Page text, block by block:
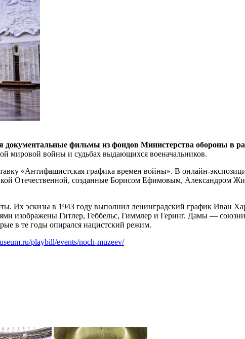
документальные фильмы из фондов Министерства обороны в
мировой войны и судьбах выдающихся военачальников.
«Антифашистская графика времен войны». В онлайн-
Отечественной, созданные Борисом Ефимовым, Александром
Их эскизы в 1943 году выполнил ленинградский график Иван
изображены Гитлер, Геббельс, Гиммлер и Геринг. Дамы —
в те годы опирался нацистский режим.
playbill/events/noch-muzeev/